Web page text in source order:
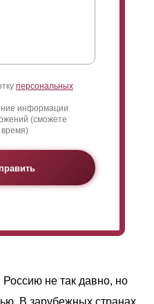
персональных
информации
(сможете
время)
не так давно, но
В зарубежных странах